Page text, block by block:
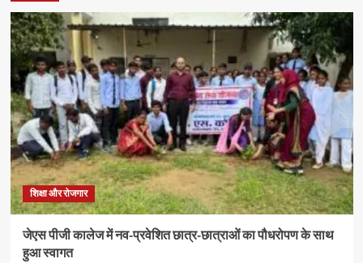
शिक्षा और रोजगार
जेएस पीजी कालेज में नव-प्रवेशित छात्र-छात्राओं का पौधरोपण के साथ
हुआ स्वागत